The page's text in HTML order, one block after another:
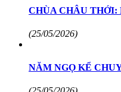
CHÙA CHÂU
(25/05/2026)
NĂM NGỌ KỂ